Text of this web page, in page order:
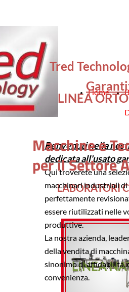
Macchine e
per il Settore
Tred
Home
LINEA
Benvenuti nella
dedicata all'usato
Qui troverete una
macchinari industriali di
perfettamente
essere riutilizzati nelle
produttive.
La nostra azienda,
della vendita di
sinonimo di affidabilità,
convenienza.
LINEA
LABORATORI